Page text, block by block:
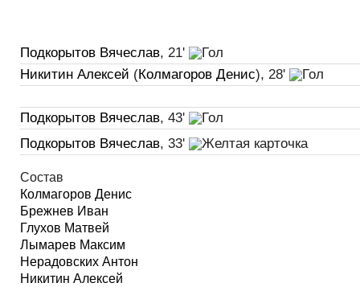
Подкорытов Вячеслав, 21'
Никитин Алексей (Колмагоров Денис), 28'
Подкорытов Вячеслав, 43'
Подкорытов Вячеслав, 33'
Состав
Колмагоров Денис
Брежнев Иван
Глухов Матвей
Лымарев Максим
Нерадовских Антон
Никитин Алексей